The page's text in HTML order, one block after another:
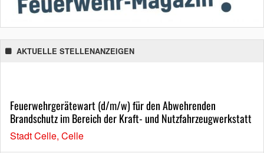
AKTUELLE STELLENANZEIGEN
Feuerwehrgerätewart (d/m/w) für den Abwehrenden
Brandschutz im Bereich der Kraft- und Nutzfahrzeugwerkstatt
Stadt Celle, Celle